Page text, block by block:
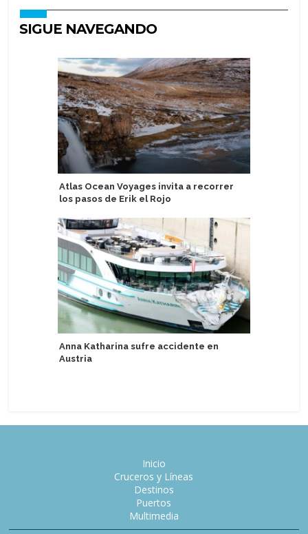
SIGUE NAVEGANDO
Atlas Ocean Voyages invita a recorrer
los pasos de Erik el Rojo
Anna Katharina sufre accidente en
Austria
Inicio
Cruceros y Líneas
Destinos
Puertos
Multimedia